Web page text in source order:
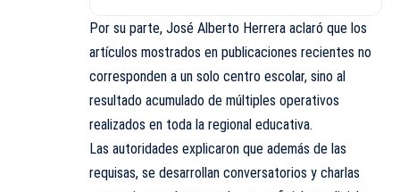
Por su parte, José Alberto Herrera aclaró que los
artículos mostrados en publicaciones recientes no
corresponden a un solo centro escolar, sino al
resultado acumulado de múltiples operativos
realizados en toda la regional educativa.
Las autoridades explicaron que además de las
requisas, se desarrollan conversatorios y charlas